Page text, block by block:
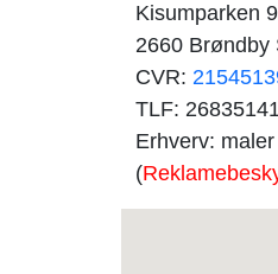
Kisumparken
2660 Brøndby
CVR:
TLF:
Erhverv: maler
(